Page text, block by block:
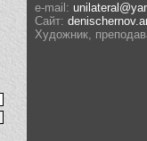
e-mail:
Сайт:
Художник,